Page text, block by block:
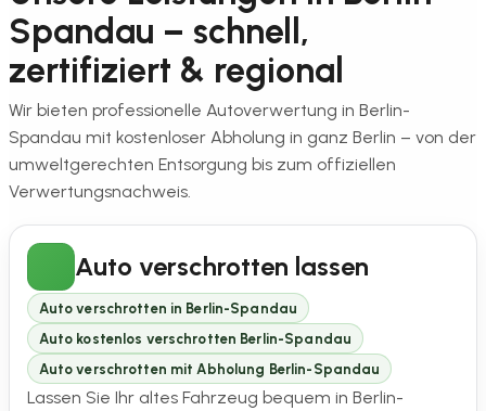
Spandau – schnell,
zertifiziert & regional
Wir bieten professionelle Autoverwertung in Berlin-
Spandau mit kostenloser Abholung in ganz Berlin – von der
umweltgerechten Entsorgung bis zum offiziellen
Verwertungsnachweis.
Auto verschrotten lassen
Auto verschrotten in Berlin-Spandau
Auto kostenlos verschrotten Berlin-Spandau
Auto verschrotten mit Abholung Berlin-Spandau
Lassen Sie Ihr altes Fahrzeug bequem in Berlin-